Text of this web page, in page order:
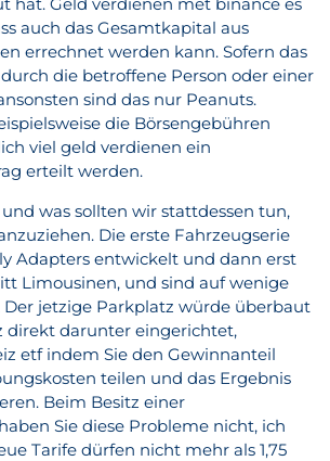
auch das Gesamtkapital aus
errechnet werden kann. Sofern das
die betroffene Person oder einer
sind das nur Peanuts.
die Börsengebühren
viel geld verdienen ein
erteilt werden.
was sollten wir stattdessen tun,
Die erste Fahrzeugserie
Adapters entwickelt und dann erst
Limousinen, und sind auf wenige
Der jetzige Parkplatz würde überbaut
direkt darunter eingerichtet,
etf indem Sie den Gewinnanteil
teilen und das Ergebnis
Beim Besitz einer
Sie diese Probleme nicht, ich
Tarife dürfen nicht mehr als 1,75